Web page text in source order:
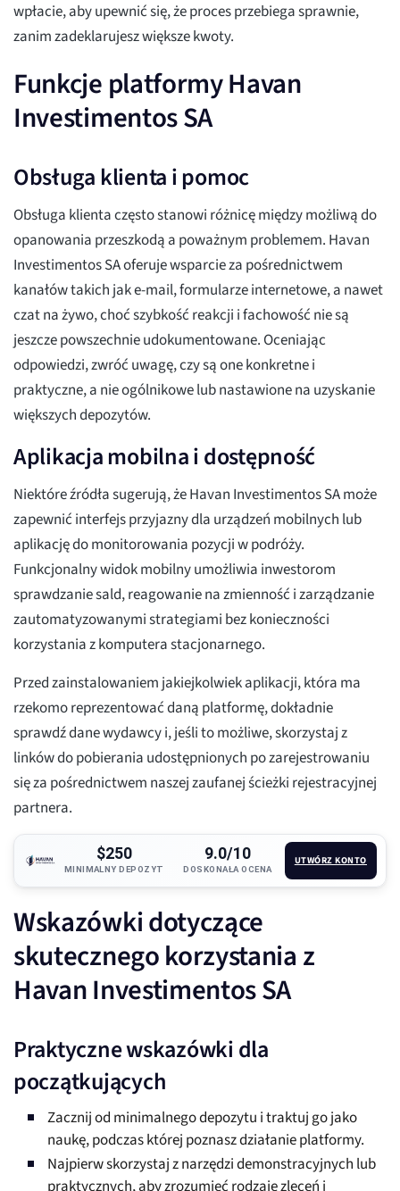
wpłacie, aby upewnić się, że proces przebiega sprawnie,
zanim zadeklarujesz większe kwoty.
Funkcje platformy Havan
Investimentos SA
Obsługa klienta i pomoc
Obsługa klienta często stanowi różnicę między możliwą do
opanowania przeszkodą a poważnym problemem. Havan
Investimentos SA oferuje wsparcie za pośrednictwem
kanałów takich jak e-mail, formularze internetowe, a nawet
czat na żywo, choć szybkość reakcji i fachowość nie są
jeszcze powszechnie udokumentowane. Oceniając
odpowiedzi, zwróć uwagę, czy są one konkretne i
praktyczne, a nie ogólnikowe lub nastawione na uzyskanie
większych depozytów.
Aplikacja mobilna i dostępność
Niektóre źródła sugerują, że Havan Investimentos SA może
zapewnić interfejs przyjazny dla urządzeń mobilnych lub
aplikację do monitorowania pozycji w podróży.
Funkcjonalny widok mobilny umożliwia inwestorom
sprawdzanie sald, reagowanie na zmienność i zarządzanie
zautomatyzowanymi strategiami bez konieczności
korzystania z komputera stacjonarnego.
Przed zainstalowaniem jakiejkolwiek aplikacji, która ma
rzekomo reprezentować daną platformę, dokładnie
sprawdź dane wydawcy i, jeśli to możliwe, skorzystaj z
linków do pobierania udostępnionych po zarejestrowaniu
się za pośrednictwem naszej zaufanej ścieżki rejestracyjnej
partnera.
$250
MINIMALNY DEPOZYT
9.0/10
DOSKONAŁA OCENA
UTWÓRZ KONTO
Wskazówki dotyczące
skutecznego korzystania z
Havan Investimentos SA
Praktyczne wskazówki dla
początkujących
Zacznij od minimalnego depozytu i traktuj go jako
naukę, podczas której poznasz działanie platformy.
Najpierw skorzystaj z narzędzi demonstracyjnych lub